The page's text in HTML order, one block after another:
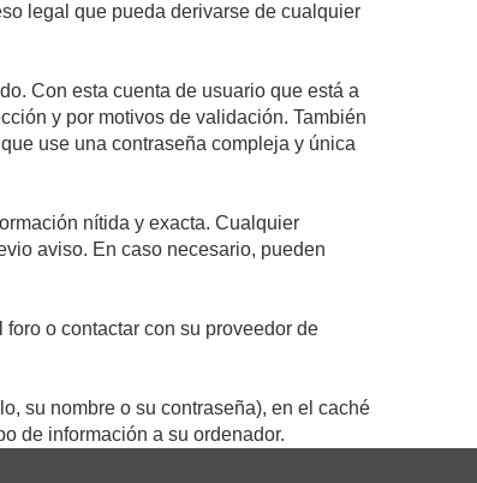
legal que pueda derivarse de cualquier
Con esta cuenta de usuario que está a
y por motivos de validación. También
use una contraseña compleja y única
nítida y exacta. Cualquier
aviso. En caso necesario, pueden
o contactar con su proveedor de
su nombre o su contraseña), en el caché
de información a su ordenador.